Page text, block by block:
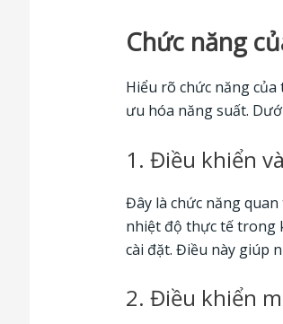
Chức năng
Hiểu rõ chức năng
ưu hóa năng suất.
1. Điều khiển
Đây là chức năng
nhiệt độ thực tế trong
cài đặt. Điều này giúp
2. Điều khiển